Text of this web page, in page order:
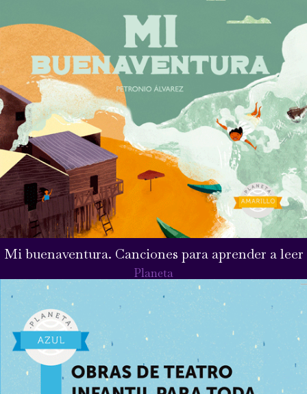
Mi buenaventura. Canciones para aprender a leer
Planeta